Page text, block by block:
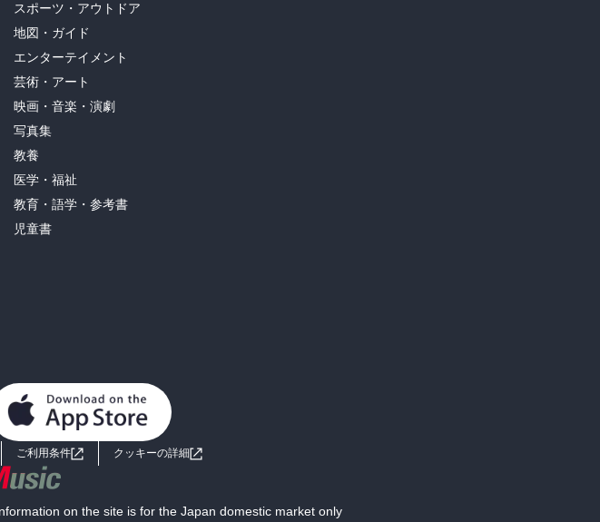
スポーツ・アウトドア
地図・ガイド
エンターテイメント
芸術・アート
映画・音楽・演劇
写真集
教養
医学・福祉
教育・語学・参考書
児童書
ご利用条件 クッキーの詳細
on the site is for the Japan domestic market only